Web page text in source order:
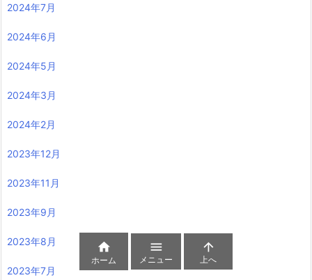
2024年7月
2024年6月
2024年5月
2024年3月
2024年2月
2023年12月
2023年11月
2023年9月
2023年8月
2023年7月

ホーム

メニュー

上へ